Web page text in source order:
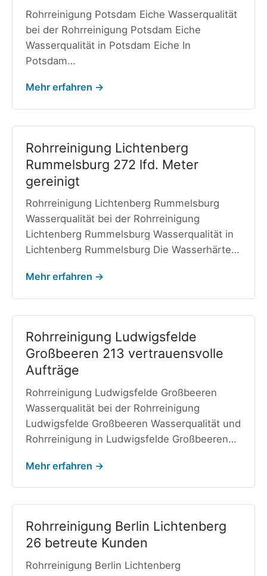
Rohrreinigung Potsdam Eiche Wasserqualität
bei der Rohrreinigung Potsdam Eiche
Wasserqualität in Potsdam Eiche In
Potsdam…
Mehr erfahren →
Rohrreinigung Lichtenberg
Rummelsburg 272 lfd. Meter
gereinigt
Rohrreinigung Lichtenberg Rummelsburg
Wasserqualität bei der Rohrreinigung
Lichtenberg Rummelsburg Wasserqualität in
Lichtenberg Rummelsburg Die Wasserhärte…
Mehr erfahren →
Rohrreinigung Ludwigsfelde
Großbeeren 213 vertrauensvolle
Aufträge
Rohrreinigung Ludwigsfelde Großbeeren
Wasserqualität bei der Rohrreinigung
Ludwigsfelde Großbeeren Wasserqualität und
Rohrreinigung in Ludwigsfelde Großbeeren…
Mehr erfahren →
Rohrreinigung Berlin Lichtenberg
26 betreute Kunden
Rohrreinigung Berlin Lichtenberg